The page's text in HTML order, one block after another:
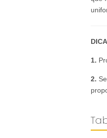
1.
2.